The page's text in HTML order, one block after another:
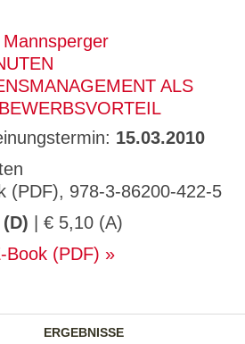
ALS
15.03.2010
(PDF), 978-3-86200-422-5
| € 5,10 (A)
Book (PDF)
ERGEBNISSE